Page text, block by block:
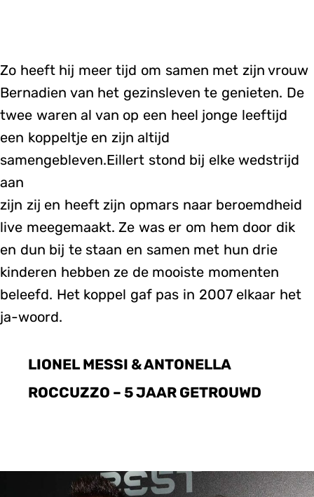
Zo heeft hij meer tijd om samen met zijn vrouw
Bernadien van het gezinsleven te genieten. De
twee waren al van op een heel jonge leeftijd
een koppeltje en zijn altijd
samengebleven.Eillert stond bij elke wedstrijd
aan
zijn zij en heeft zijn opmars naar beroemdheid
live meegemaakt. Ze was er om hem door dik
en dun bij te staan en samen met hun drie
kinderen hebben ze de mooiste momenten
beleefd. Het koppel gaf pas in 2007 elkaar het
ja-woord.
LIONEL MESSI & ANTONELLA
ROCCUZZO – 5 JAAR GETROUWD